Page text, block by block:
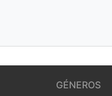
GÉNEROS